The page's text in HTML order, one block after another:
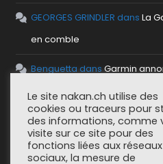
GEORGES GRINDLER dansLa
en comble
Benguetta dansGarmin
les détails
anthodansMettre en place
plateforme sportive
Le site nakan.ch utilise des
cookies ou traceurs pour
des informations, comme
visite sur ce site pour des
fonctions liées aux réseaux
sociaux, la mesure de